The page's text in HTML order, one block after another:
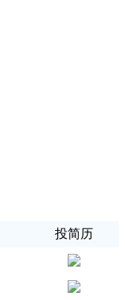
投简历